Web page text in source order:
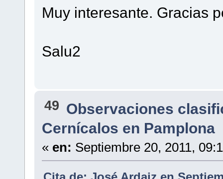
Muy interesante. Gracias
Salu2
49 Observaciones
Cernícalos en Pamplona
« en: Septiembre 20, 2011,